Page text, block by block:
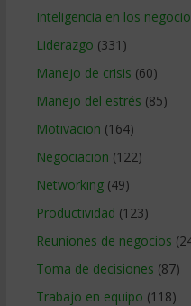
Inteligencia en los
Liderazgo (331)
Manejo de crisis (60)
Manejo del estrés (85)
Motivacion (164)
Negociacion (122)
Networking(49)
Productividad (123)
Reuniones de negocios
Toma de decisiones (87)
Trabajo en equipo (118)